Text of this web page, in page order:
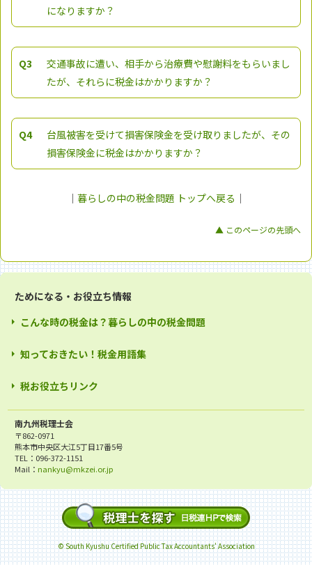
になりますか？
Q3
交通事故に遭い、相手から治療費や慰謝料をもらいまし
たが、それらに税金はかかりますか？
Q4
台風被害を受けて損害保険金を受け取りましたが、その
損害保険金に税金はかかりますか？
｜ 暮らしの中の税金問題 トップへ戻る ｜
▲ このページの先頭へ
ためになる・お役立ち情報
こんな時の税金は？暮らしの中の税金問題
知っておきたい！税金用語集
税お役立ちリンク
南九州税理士会
〒862-0971
熊本市中央区大江5丁目17番5号
TEL：096-372-1151
Mail： nankyu@mkzei.or.jp
© South Kyushu Certified Public Tax Accountants' Association